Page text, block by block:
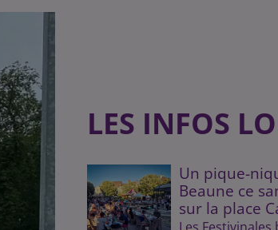
LES INFOS
Un pique-
Beaune ce
sur la place